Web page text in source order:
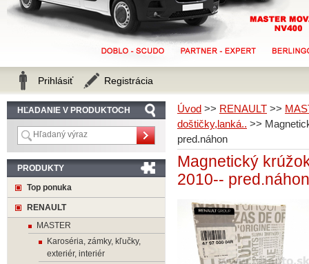
Úvod >> RENAULT >>
doštičky,lanká.. >>
pred.náhon
Magnetický
2010-- pred.náhon
HĽADANIE V PRODUKTOCH
PRODUKTY
Top ponuka
RENAULT
MASTER
Karoséria, zámky, kľučky,
exteriér, interiér
Prihlásiť Registrácia